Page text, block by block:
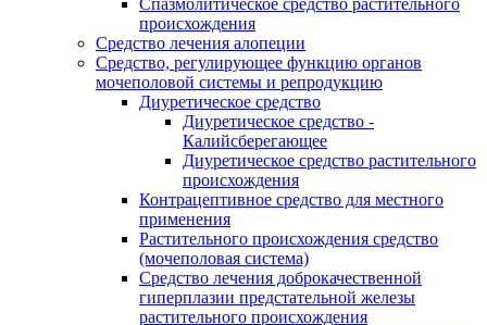
происхождения
Средство лечения алопеции
Средство, регулирующее функцию органов
мочеполовой системы и репродукцию
Диуретическое средство
Диуретическое средство -
Калийсберегающее
Диуретическое средство растительного
происхождения
Контрацептивное средство для местного
применения
Растительного происхождения средство
(мочеполовая система)
Средство лечения доброкачественной
гиперплазии предстательной железы
растительного происхождения